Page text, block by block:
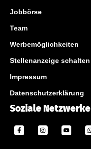
Jobbörse
Team
Werbemöglichkeiten
Stellenanzeige schalten
Impressum
Datenschutzerklärung
Soziale Netzwerke